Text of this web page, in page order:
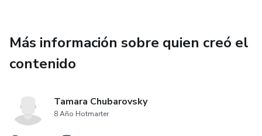
Más información sobre quien creó el
contenido
Tamara Chubarovsky
8 Año Hotmarter